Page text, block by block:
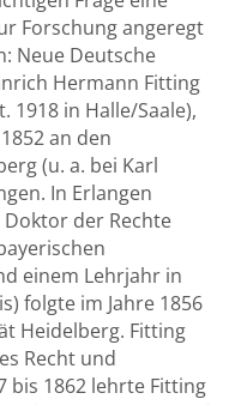
Forschung angeregt
Neue Deutsche
Hermann Fitting
1918 in Halle/Saale),
an den
(u. a. bei Karl
In Erlangen
der Rechte
einem Lehrjahr in
folgte im Jahre 1856
Heidelberg. Fitting
Recht und
bis 1862 lehrte Fitting